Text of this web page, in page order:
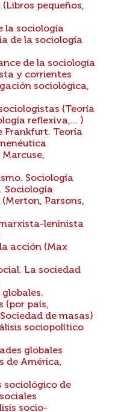
pequeños,
la sociología
de la sociología
de la sociología
y corrientes
sociológica,
(Teoría
reflexiva,... )
Frankfurt. Teoría
Sociología
Sociología
Parsons,
leninista
acción (Max
La sociedad
globales.
(por país,
de masas)
sociopolítico
globales
de América,
sociológico de
socio-